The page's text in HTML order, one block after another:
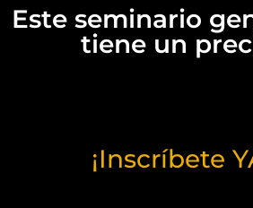
Este seminario
tiene un
¡Inscríbete